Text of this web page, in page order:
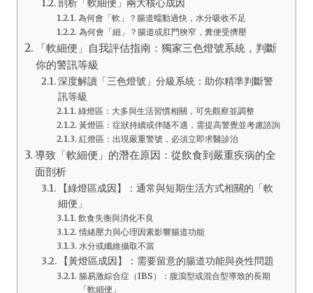
剖析「軟細便」兩大核心成因
為何會「軟」？腸道蠕動過快，水分吸收不足
為何會「細」？腸道或肛門狹窄，糞便受擠壓
「軟細便」自我評估指南：獨家三色燈號系統，判斷
你的警訊等級
深度解讀「三色燈號」分級系統：助你精準判斷警
訊等級
綠燈區：大多與生活習慣相關，可先觀察並調整
黃燈區：症狀持續或伴隨不適，需提高警覺並考慮諮詢
紅燈區：出現嚴重警號，必須立即求醫診治
導致「軟細便」的潛在原因：從飲食到嚴重疾病的全
面剖析
【綠燈區成因】：通常與短期生活方式相關的「軟
細便」
飲食失衡與消化不良
情緒壓力與心理因素影響腸道功能
水分或纖維攝取不當
【黃燈區成因】：需要留意的腸道功能與炎性問題
腸易激綜合症（IBS）：腹瀉型或混合型導致的長期
「軟細便」